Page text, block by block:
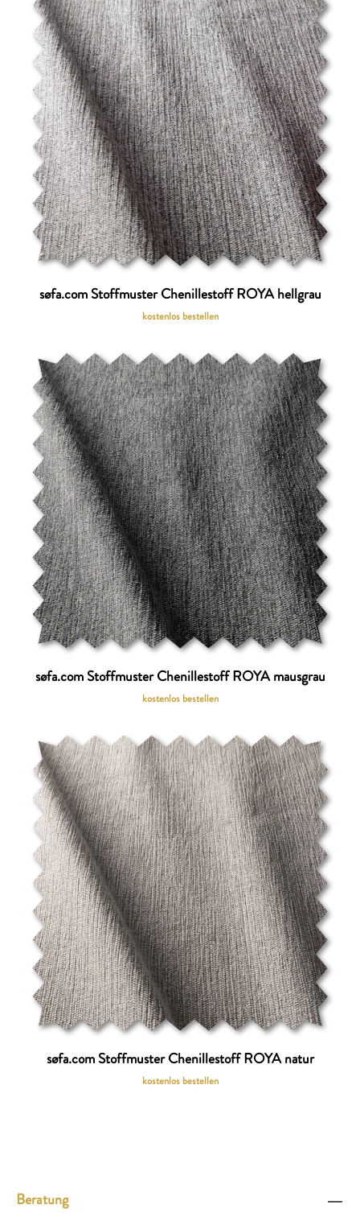
søfa.com Stoffmuster Chenillestoff ROYA hellgrau
kostenlos bestellen
søfa.com Stoffmuster Chenillestoff ROYA mausgrau
kostenlos bestellen
søfa.com Stoffmuster Chenillestoff ROYA natur
kostenlos bestellen
Beratung